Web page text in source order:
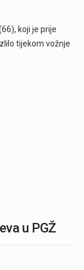
koji je prije
tijekom vožnje
u PGŽ